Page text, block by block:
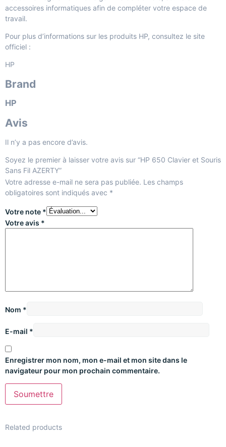
accessoires informatiques afin de compléter votre espace de
travail.
Pour plus d’informations sur les produits HP, consultez le site
officiel :
HP
Brand
HP
Avis
Il n’y a pas encore d’avis.
Soyez le premier à laisser votre avis sur “HP 650 Clavier et Souris
Sans Fil AZERTY”
Votre adresse e-mail ne sera pas publiée. Les champs
obligatoires sont indiqués avec *
Votre note *
Votre avis *
Nom *
E-mail *
Enregistrer mon nom, mon e-mail et mon site dans le
navigateur pour mon prochain commentaire.
Related products